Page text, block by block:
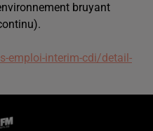
bruyant
emploi-interim-cdi/detail-